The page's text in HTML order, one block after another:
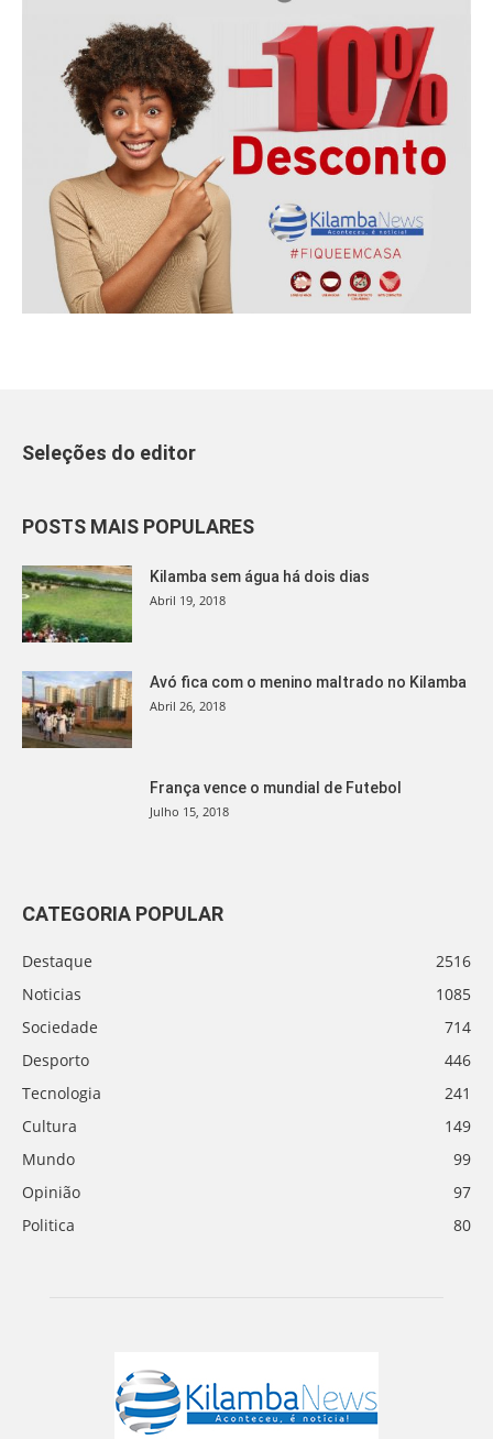
Seleções do editor
POSTS MAIS POPULARES
Kilamba sem água há dois dias
Abril 19, 2018
Avó fica com o menino maltrado no Kilamba
Abril 26, 2018
França vence o mundial de Futebol
Julho 15, 2018
CATEGORIA POPULAR
Destaque
2516
Noticias
1085
Sociedade
714
Desporto
446
Tecnologia
241
Cultura
149
Mundo
99
Opinião
97
Politica
80